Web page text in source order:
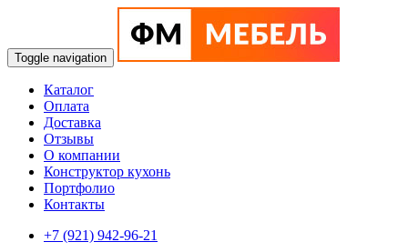
Toggle navigation
Каталог
Оплата
Доставка
Отзывы
О компании
Конструктор кухонь
Портфолио
Контакты
+7 (921) 942-96-21